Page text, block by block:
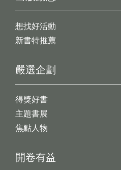
想找好活動
新書特推薦
開卷有益
嚴選企劃
得獎好書
主題書展
焦點人物